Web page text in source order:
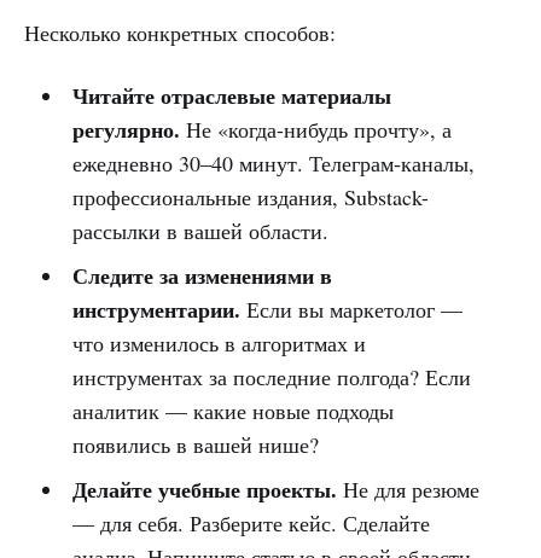
Несколько конкретных способов:
Читайте отраслевые материалы
регулярно. Не «когда-нибудь прочту», а
ежедневно 30–40 минут. Телеграм-каналы,
профессиональные издания, Substack-
рассылки в вашей области.
Следите за изменениями в
инструментарии. Если вы маркетолог —
что изменилось в алгоритмах и
инструментах за последние полгода? Если
аналитик — какие новые подходы
появились в вашей нише?
Делайте учебные проекты. Не для резюме
— для себя. Разберите кейс. Сделайте